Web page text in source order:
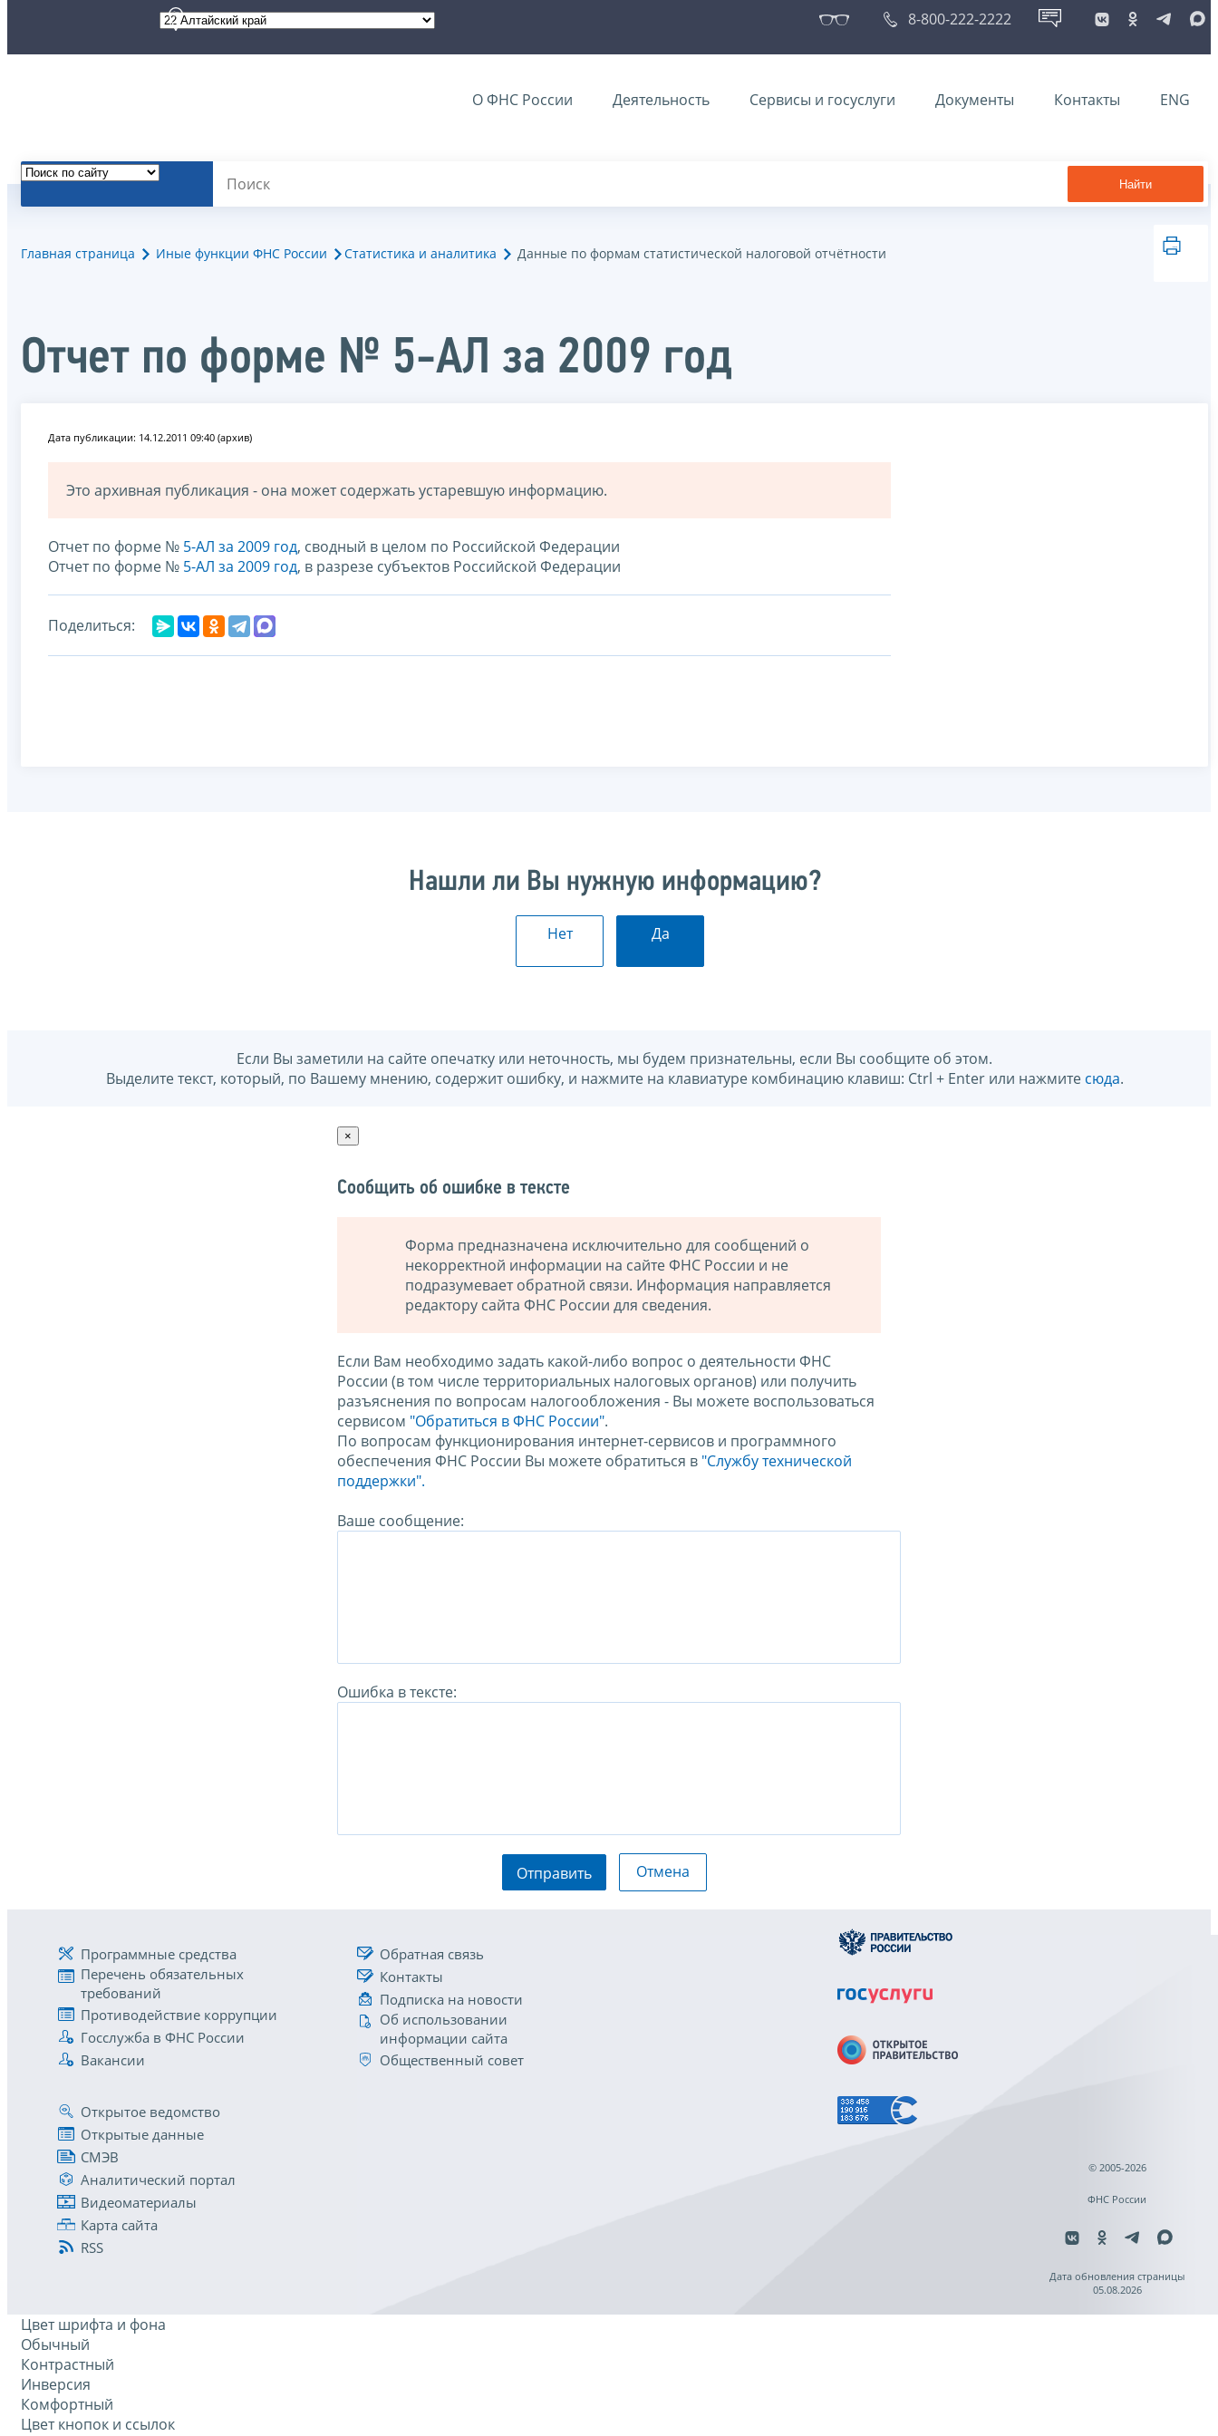
8-800-222-2222
О ФНС России Деятельность Сервисы и госуслуги Документы Контакты ENG
Найти
Главная страница Иные функции ФНС России Статистика и аналитика Данные по формам статистической налоговой отчётности
Отчет по форме № 5-АЛ за 2009 год
Дата публикации: 14.12.2011 09:40 (архив)
Это архивная публикация - она может содержать устаревшую информацию.
Отчет по форме № 5-АЛ за 2009 год, сводный в целом по Российской Федерации
Отчет по форме № 5-АЛ за 2009 год, в разрезе субъектов Российской Федерации
Поделиться:
Нашли ли Вы нужную информацию?
Нет Да
Если Вы заметили на сайте опечатку или неточность, мы будем признательны, если Вы сообщите об этом.
Выделите текст, который, по Вашему мнению, содержит ошибку, и нажмите на клавиатуре комбинацию клавиш: Ctrl + Enter или нажмите сюда.
×
Сообщить об ошибке в тексте
Форма предназначена исключительно для сообщений о
некорректной информации на сайте ФНС России и не
подразумевает обратной связи. Информация направляется
редактору сайта ФНС России для сведения.
Если Вам необходимо задать какой-либо вопрос о деятельности ФНС
России (в том числе территориальных налоговых органов) или получить
разъяснения по вопросам налогообложения - Вы можете воспользоваться
сервисом "Обратиться в ФНС России".
По вопросам функционирования интернет-сервисов и программного
обеспечения ФНС России Вы можете обратиться в "Службу технической
поддержки".
Ваше сообщение:
Ошибка в тексте:
Отправить Отмена
Программные средства
Перечень обязательных
требований
Противодействие коррупции
Госслужба в ФНС России
Вакансии
Обратная связь
Контакты
Подписка на новости
Об использовании
информации сайта
Общественный совет
Открытое ведомство
Открытые данные
СМЭВ
Аналитический портал
Видеоматериалы
Карта сайта
RSS
© 2005-2026
ФНС России
Дата обновления страницы
05.08.2026
Цвет шрифта и фона
Обычный
Контрастный
Инверсия
Комфортный
Цвет кнопок и ссылок